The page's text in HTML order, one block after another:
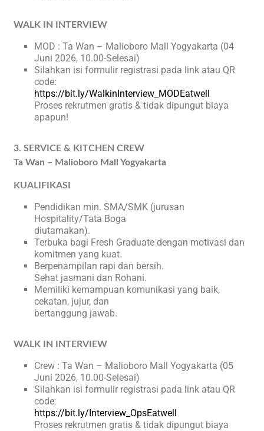
WALK IN INTERVIEW
MOD : Ta Wan – Malioboro Mall Yogyakarta (04
Juni 2026, 10.00-Selesai)
Silahkan isi formulir registrasi pada link atau QR
code:
https://bit.ly/WalkinInterview_MODEatwell
Proses rekrutmen gratis & tidak dipungut biaya
apapun!
3. SERVICE & KITCHEN CREW
Ta Wan – Malioboro Mall Yogyakarta
KUALIFIKASI
Pendidikan min. SMA/SMK (jurusan
Hospitality/Tata Boga
diutamakan).
Terbuka bagi Fresh Graduate dengan motivasi dan
komitmen yang kuat.
Berpenampilan rapi dan bersih.
Sehat jasmani dan Rohani.
Memiliki kemampuan komunikasi yang baik,
cekatan, jujur, dan
bertanggung jawab.
WALK IN INTERVIEW
Crew : Ta Wan – Malioboro Mall Yogyakarta (05
Juni 2026, 10.00-Selesai)
Silahkan isi formulir registrasi pada link atau QR
code:
https://bit.ly/Interview_OpsEatwell
Proses rekrutmen gratis & tidak dipungut biaya